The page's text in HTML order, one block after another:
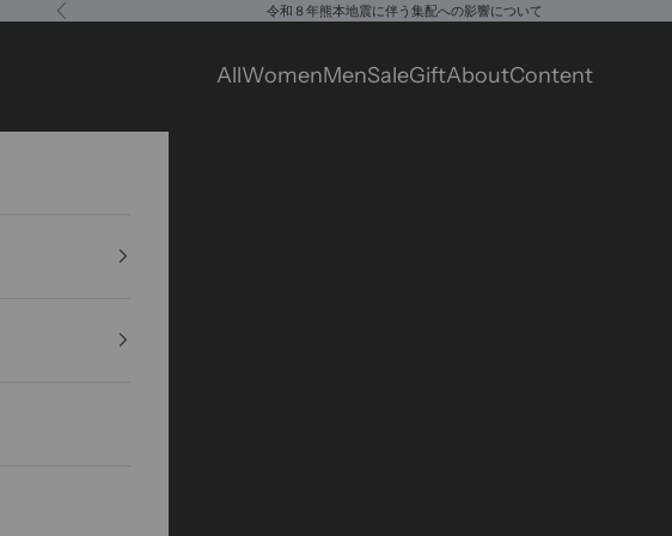
前へ 令和８年熊本地震に伴う集配への影響について
AllWomenMenSaleGiftAboutContent